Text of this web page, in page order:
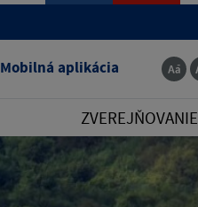
Mobilná aplikácia
ZVEREJŇOVANIE